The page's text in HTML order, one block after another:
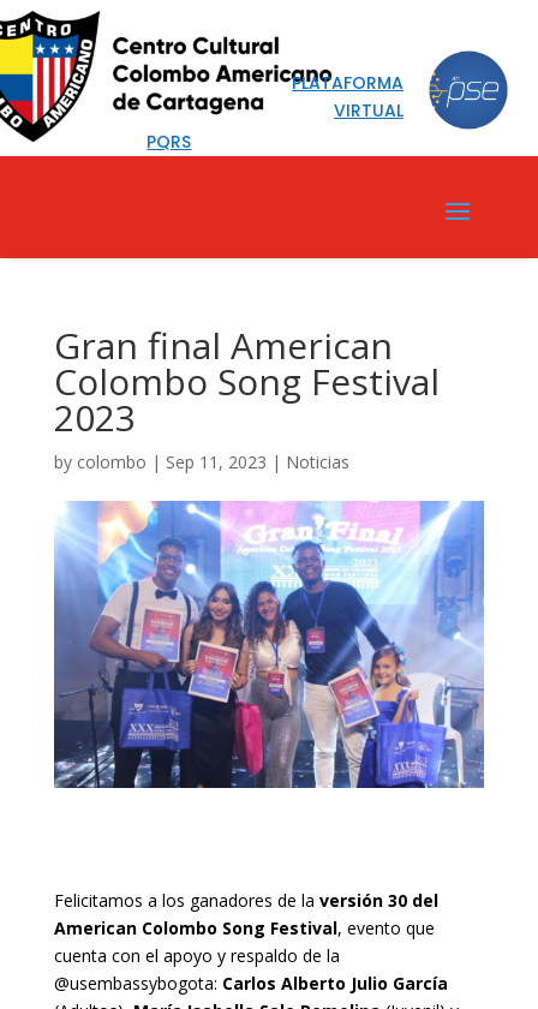
PQRS
PLATAFORMA
VIRTUAL
Gran final American
Colombo Song Festival
2023
by colombo | Sep 11, 2023 | Noticias
Felicitamos a los ganadores de la versión 30 del
American Colombo Song Festival, evento que
cuenta con el apoyo y respaldo de la
@usembassybogota: Carlos Alberto Julio García